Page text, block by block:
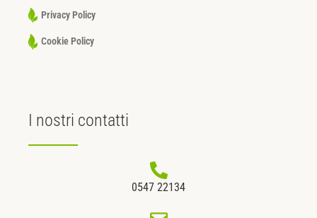
Privacy Policy
Cookie Policy
I nostri contatti
0547 22134